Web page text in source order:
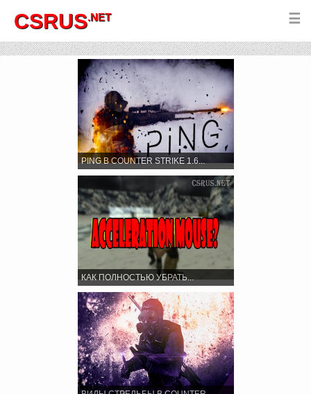
CSRUS.NET ☰
PING В COUNTER STRIKE 1.6...
КАК ПОЛНОСТЬЮ УБРАТЬ...